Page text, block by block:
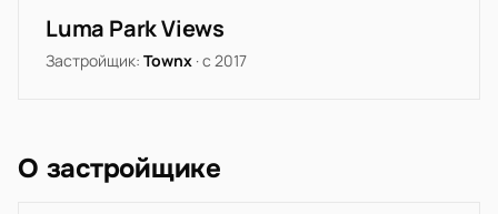
Luma Park Views
Застройщик: Townx · с 2017
О застройщике